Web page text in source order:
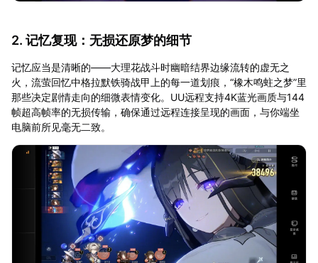
2. 记忆复现：无损还原梦的细节
记忆应当是清晰的——大理花战斗时幽暗结界边缘流转的虚无之
火，流萤回忆中格拉默铁骑战甲上的每一道划痕，“橡木鸣蛀之梦”里
那些决定剧情走向的细微表情变化。UU远程支持4K蓝光画质与144
帧超高帧率的无损传输，确保通过远程连接呈现的画面，与你端坐
电脑前所见毫无二致。